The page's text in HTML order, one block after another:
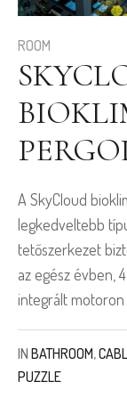
ROOM
A SkyCloud
legkedveltebb
tetőszerkezet
az egész évben,
integrált motoron
IN BATHROOM,
PUZZLE